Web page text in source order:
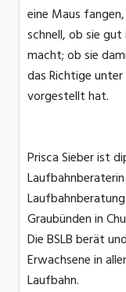
eine Maus
schnell, ob sie gut
macht; ob sie
das Richtige
vorgestellt hat.
Prisca Sieber ist
Graubünden in
Die BSLB berät
Erwachsene in
Laufbahn.